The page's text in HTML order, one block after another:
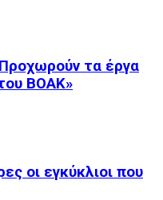
τα έργα
ΒΟΑΚ»
οι εγκύκλιοι που